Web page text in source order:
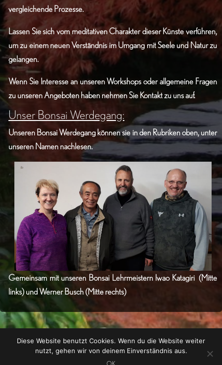
vergleichende Prozesse.
Lassen Sie sich vom meditativen Charakter dieser Künste verführen,
um zu einem neuen Verständnis im Umgang mit Seele und Natur zu
gelangen.
Wenn Sie Interesse an unseren Workshops oder allgemeine Fragen
zu unseren Angeboten haben nehmen Sie Kontakt zu uns auf.
Unser Bonsai Werdegang:
Unseren Bonsai Werdegang können sie in den Rubriken oben, unter
unseren Namen nachlesen.
Gemeinsam mit unseren Bonsai Lehrmeistern Iwao Katagiri (Mitte
links) und Werner Busch (Mitte rechts)
Diese Website benutzt Cookies. Wenn du die Website weiter
nutzt, gehen wir von deinem Einverständnis aus.